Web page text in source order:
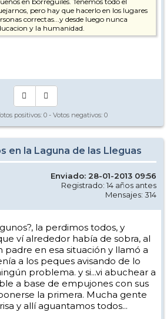
pero hay que hacerlo en los lugares
correctas...y desde luego nunca
y la humanidad.
positivos: 0 - Votos negativos: 0
en la Laguna de las Lleguas
Enviado: 28-01-2013 09:56
Registrado: 14 años antes
Mensajes: 314
la perdimos todos, y
ví alrededor había de sobra, al
padre en esa situación y llamó a
a los peques avisando de lo
problema. y si...vi abuchear a
a base de empujones con sus
la primera. Mucha gente
y allí aguantamos todos...